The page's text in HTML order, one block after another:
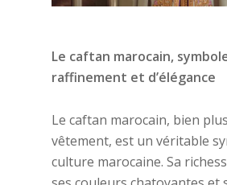
Le caftan marocain,
raffinement et d’élégance
Le caftan marocain, bien
vêtement, est un véritable
culture marocaine. Sa